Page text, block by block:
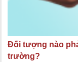
Đối tượng nào
trường?